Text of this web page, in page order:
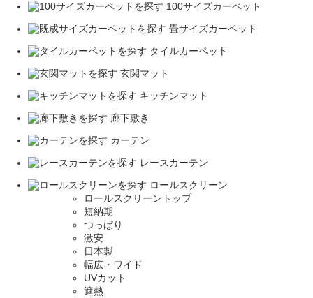
100サイズカーペット
畳サイズカーペット
タイルカーペット
玄関マット
キッチンマット
廊下敷き
カーテン
レースカーテン
ロールスクリーン
ロールスクリーントップ
短納期
つっぱり
激安
日本製
幅広・ワイド
UVカット
遮熱